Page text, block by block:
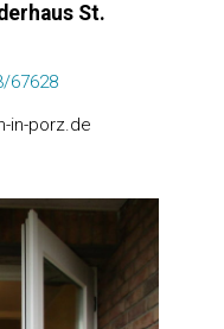
St.
67628
in-porz.de